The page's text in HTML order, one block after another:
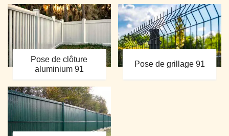
Pose de clôture
aluminium 91
Pose de grillage 91